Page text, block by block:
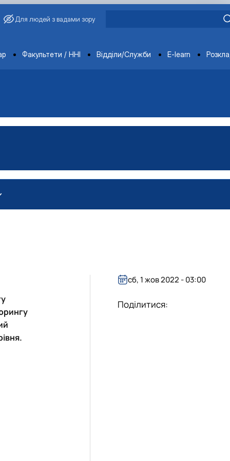
Для людей з вадами зору
Факультети / ННІ Відділи/Служби E-learn
сб, 1 жов 2022 - 03:00
Поділитися: